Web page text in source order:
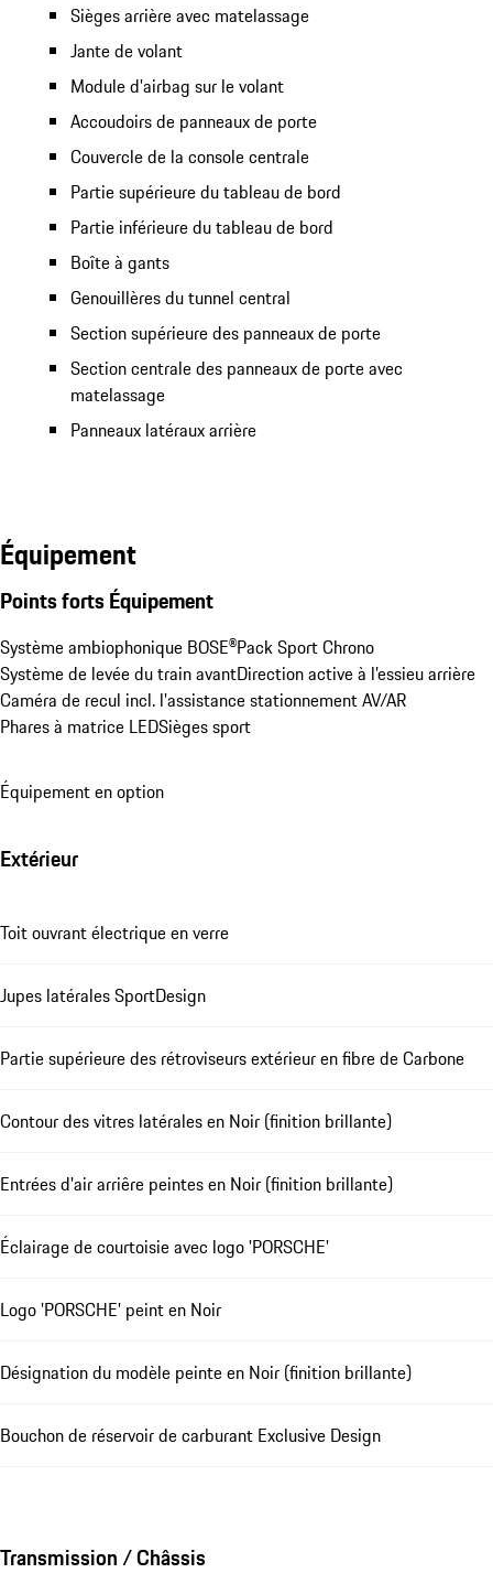
Sièges arrière avec matelassage
Jante de volant
Module d'airbag sur le volant
Accoudoirs de panneaux de porte
Couvercle de la console centrale
Partie supérieure du tableau de bord
Partie inférieure du tableau de bord
Boîte à gants
Genouillères du tunnel central
Section supérieure des panneaux de porte
Section centrale des panneaux de porte avec
matelassage
Panneaux latéraux arrière
Équipement
Points forts Équipement
Système ambiophonique BOSE®Pack Sport Chrono
Système de levée du train avantDirection active à l’essieu arrière
Caméra de recul incl. l'assistance stationnement AV/AR
Phares à matrice LEDSièges sport
Équipement en option
Extérieur
Toit ouvrant électrique en verre
Jupes latérales SportDesign
Partie supérieure des rétroviseurs extérieur en fibre de Carbone
Contour des vitres latérales en Noir (finition brillante)
Entrées d'air arriêre peintes en Noir (finition brillante)
Éclairage de courtoisie avec logo 'PORSCHE'
Logo 'PORSCHE' peint en Noir
Désignation du modèle peinte en Noir (finition brillante)
Bouchon de réservoir de carburant Exclusive Design
Transmission / Châssis